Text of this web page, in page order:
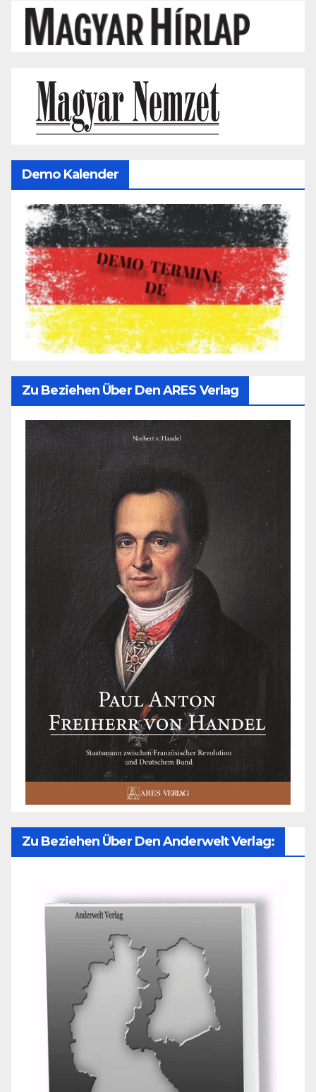
Demo Kalender
Zu Beziehen Über Den ARES Verlag
Zu Beziehen Über Den Anderwelt Verlag: